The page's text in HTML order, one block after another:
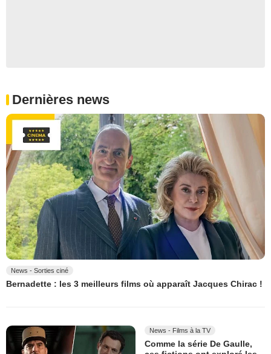
Dernières news
News - Sorties ciné
Bernadette : les 3 meilleurs films où apparaît Jacques Chirac !
News - Films à la TV
Comme la série De Gaulle,